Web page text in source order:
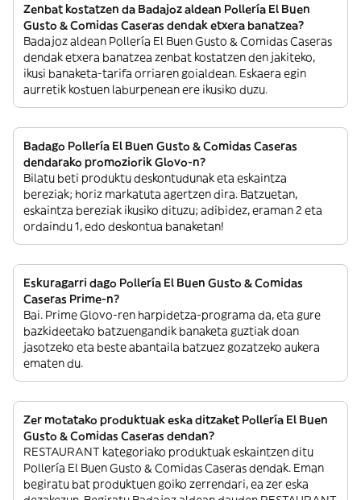
Zenbat kostatzen da Badajoz aldean Pollería El Buen
Gusto & Comidas Caseras dendak etxera banatzea?
Badajoz aldean Pollería El Buen Gusto & Comidas Caseras
dendak etxera banatzea zenbat kostatzen den jakiteko,
ikusi banaketa-tarifa orriaren goialdean. Eskaera egin
aurretik kostuen laburpenean ere ikusiko duzu.
Badago Pollería El Buen Gusto & Comidas Caseras
dendarako promoziorik Glovo-n?
Bilatu beti produktu deskontudunak eta eskaintza
bereziak; horiz markatuta agertzen dira. Batzuetan,
eskaintza bereziak ikusiko dituzu; adibidez, eraman 2 eta
ordaindu 1, edo deskontua banaketan!
Eskuragarri dago Pollería El Buen Gusto & Comidas
Caseras Prime-n?
Bai. Prime Glovo-ren harpidetza-programa da, eta gure
bazkideetako batzuengandik banaketa guztiak doan
jasotzeko eta beste abantaila batzuez gozatzeko aukera
ematen du.
Zer motatako produktuak eska ditzaket Pollería El Buen
Gusto & Comidas Caseras dendan?
RESTAURANT kategoriako produktuak eskaintzen ditu
Pollería El Buen Gusto & Comidas Caseras dendak. Eman
begiratu bat produktuen goiko zerrendari, ea zer eska